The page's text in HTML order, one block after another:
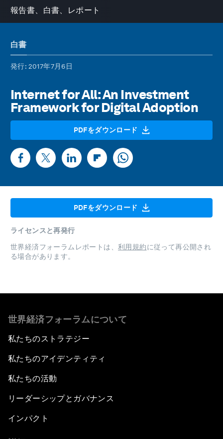
報告書、白書、レポート
白書
発行: 2017年7月6日
Internet for All: An Investment
Framework for Digital Adoption
PDFをダウンロード
PDFをダウンロード
ライセンスと再発行
世界経済フォーラムレポートは、 利用規約に従って再公開され
る場合があります。
世界経済フォーラムについて
私たちのストラテジー
私たちのアイデンティティ
私たちの活動
リーダーシップとガバナンス
インパクト